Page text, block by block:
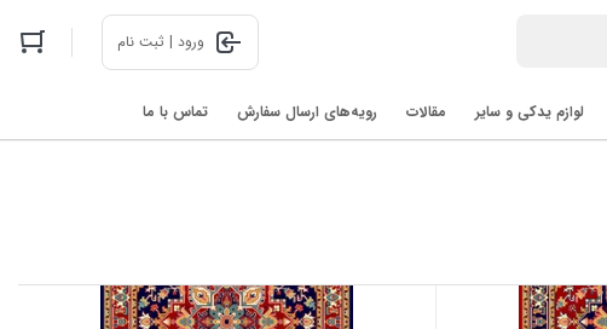
ورود | ثبت نام
لوازم یدکی و سایر مقالات رویه‌های ارسال سفارش تماس با ما